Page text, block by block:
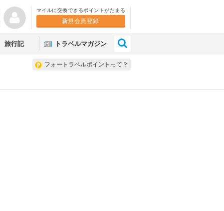
マイルに交換できるポイントがたまる
新規会員登録
旅行記 トラベルマガジン
フォートラベルポイントって？